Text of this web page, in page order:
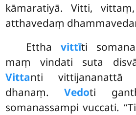
kāmaratiyā. Vitti,
atthavedaṃ
Etthavittīti
maṃ vindati suta
Vittanti vittijananattā
dhanaṃ.Vedoti
somanassampi vuccati.